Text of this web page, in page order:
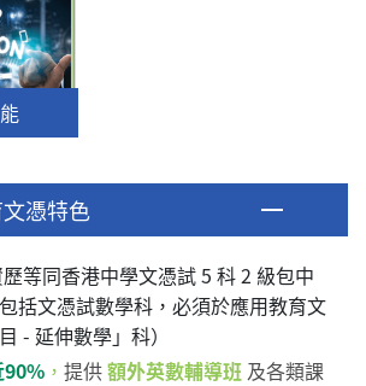
憑特色
等同香港中學文憑試 5 科 2 級包中
括文憑試數學科，必須於應用教育文
- 延伸數學」科）
90% ， 提供額外英數輔導班 及各類課